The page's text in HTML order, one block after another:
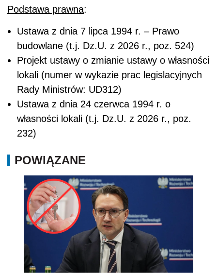
Podstawa prawna:
Ustawa z dnia 7 lipca 1994 r. – Prawo
budowlane (t.j. Dz.U. z 2026 r., poz. 524)
Projekt ustawy o zmianie ustawy o własności
lokali (numer w wykazie prac legislacyjnych
Rady Ministrów: UD312)
Ustawa z dnia 24 czerwca 1994 r. o
własności lokali (t.j. Dz.U. z 2026 r., poz.
232)
POWIĄZANE